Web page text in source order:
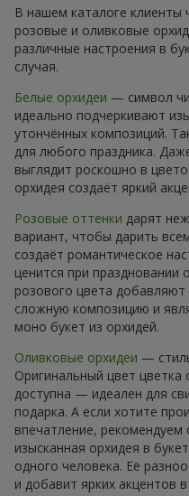
В нашем каталоге
розовые и оливковые
различные настроения в
случая.
Белые орхидеи — символ
идеально подчеркивают
утончённых композиций.
для любого праздника.
выглядит роскошно в
орхидея создаёт яркий
Розовые оттенки дарят
вариант, чтобы дарить
создаёт романтическое
ценится при
розового цвета
сложную композицию и
моно букет из орхидей.
Оливковые орхидеи —
Оригинальный цвет цветка
доступна — идеален для
подарка. А если хотите
впечатление, рекомендуем
изысканная орхидея в
одного человека. Её
и добавит ярких акцентов